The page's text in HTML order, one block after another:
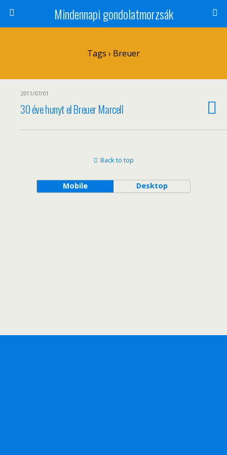
Mindennapi gondolatmorzsák
Tags › Breuer
2011/07/01
30 éve hunyt el Breuer Marcell
Back to top
Mobile Desktop